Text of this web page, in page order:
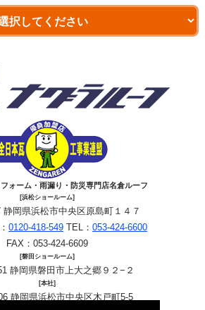
ォーム・雨漏り・防災専門店名倉ルーフ
[浜松ショールーム]
静岡県浜松市中央区原島町１４７
0120-418-549 TEL： 053-424-6600
FAX：053-424-6609
[磐田ショールーム]
静岡県磐田市上大之郷９２−２
[本社]
静岡県浜松市中央区木戸町5-5